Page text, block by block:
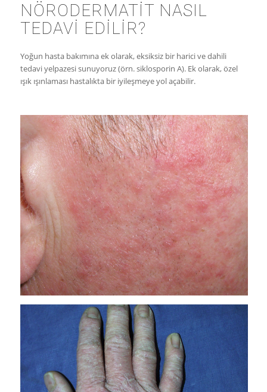
NÖRODERMATIT NASIL
TEDAVI EDILIR?
Yoğun hasta bakımına ek olarak, eksiksiz bir harici ve dahili
tedavi yelpazesi sunuyoruz (örn. siklosporin A). Ek olarak, özel
ışık ışınlaması hastalıkta bir iyileşmeye yol açabilir.